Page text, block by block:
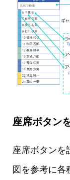
座席ボタン
座席ボタンを
図を参考に各